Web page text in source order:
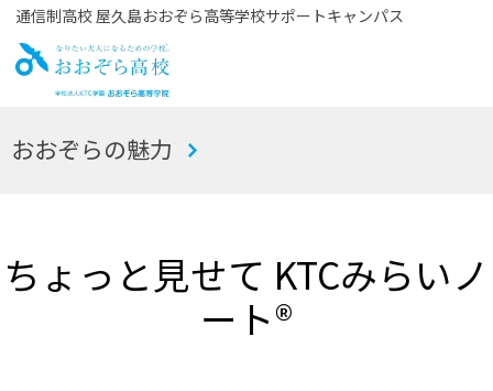
通信制高校 屋久島おおぞら高等学校サポートキャンパス
お
おおぞらの魅力
ちょっと見せて KTCみらいノ
ート®